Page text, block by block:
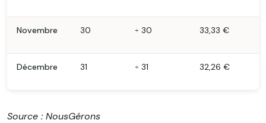
Novembre 30 ÷ 30 33,33 €
Décembre 31 ÷ 31 32,26 €
Source : NousGérons